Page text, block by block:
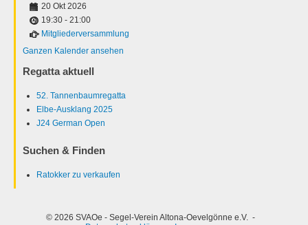
20 Okt 2026
19:30 - 21:00
Mitgliederversammlung
Ganzen Kalender ansehen
Regatta aktuell
52. Tannenbaumregatta
Elbe-Ausklang 2025
J24 German Open
Suchen & Finden
Ratokker zu verkaufen
© 2026 SVAOe - Segel-Verein Altona-Oevelgönne e.V. -